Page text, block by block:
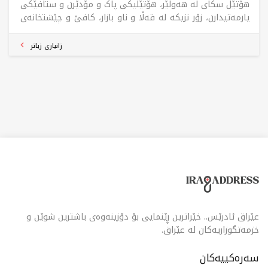
هۆتێل سکای لە هەولێر، هۆتێلیکی پاک و مۆدێرن و ستافێکی
یارمەتیدارن، زۆر نزیکە لە قەڵا و ناو بازار، کافێ و چێشتخانەی
ناوخۆی تێدایە.
زانیاری زیاتر
عێراق ئادرێس.. خێراترین ڕێنمایی بۆ دۆزینەوەی باشترین شوێن و
خزمەتگوزاریەکان لە عێراق.
سەرەکییەکان